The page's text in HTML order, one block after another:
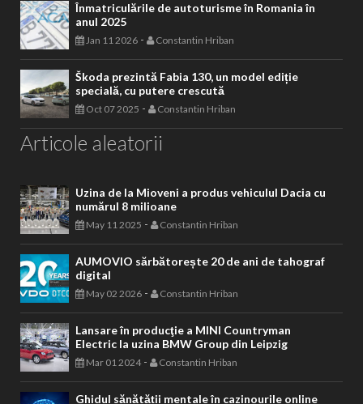
Înmatriculările de autoturisme în Romania în
anul 2025
Jan 11 2026 - Constantin Hriban
Škoda prezintă Fabia 130, un model ediție
specială, cu putere crescută
Oct 07 2025 - Constantin Hriban
Articole aleatorii
Uzina de la Mioveni a produs vehiculul Dacia cu
numărul 8 milioane
May 11 2025 - Constantin Hriban
AUMOVIO sărbătorește 20 de ani de tahograf
digital
May 02 2026 - Constantin Hriban
Lansare în producţie a MINI Countryman
Electric la uzina BMW Group din Leipzig
Mar 01 2024- Constantin Hriban
Ghidul sănătății mentale în cazinourile online